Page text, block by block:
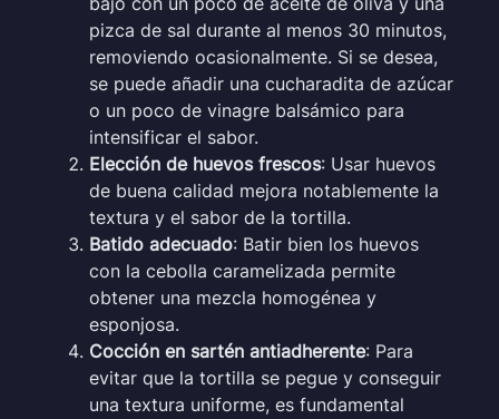
pizca de sal durante al menos 30 minutos,
removiendo ocasionalmente. Si se desea,
se puede añadir una cucharadita de azúcar
o un poco de vinagre balsámico para
intensificar el sabor.
Elección de huevos frescos: Usar huevos
de buena calidad mejora notablemente la
textura y el sabor de la tortilla.
Batido adecuado: Batir bien los huevos
con la cebolla caramelizada permite
obtener una mezcla homogénea y
esponjosa.
Cocción en sartén antiadherente: Para
evitar que la tortilla se pegue y conseguir
una textura uniforme, es fundamental